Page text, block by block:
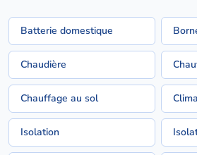
Batterie domestique
Chaudière
Chauffage au sol
Isolation